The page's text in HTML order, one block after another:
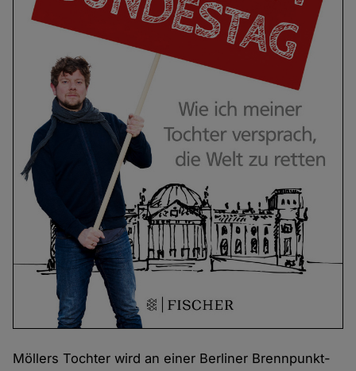
Möllers Tochter wird an einer Berliner Brennpunkt-